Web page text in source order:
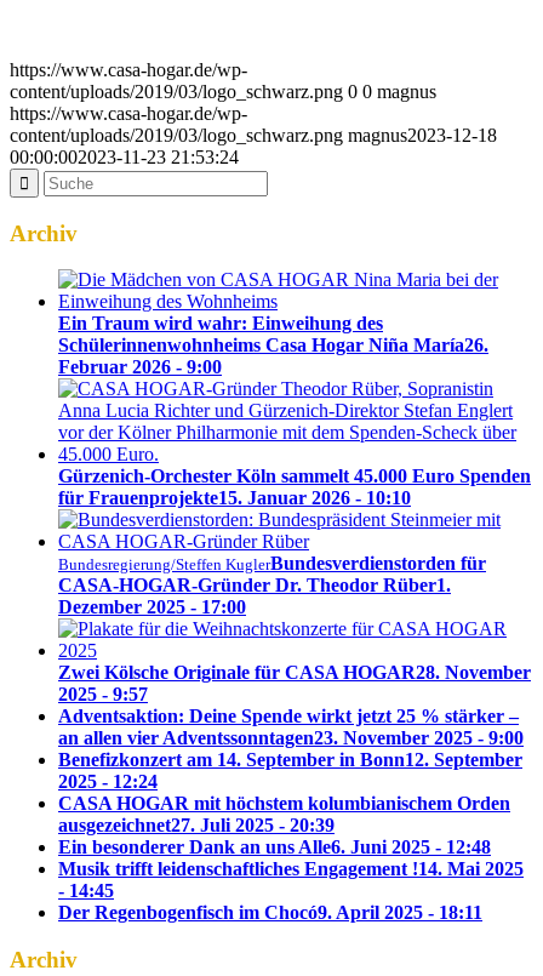
https://www.casa-hogar.de/wp-
content/uploads/2019/03/logo_schwarz.png 0 0 magnus
https://www.casa-hogar.de/wp-
content/uploads/2019/03/logo_schwarz.png magnus2023-12-18
00:00:002023-11-23 21:53:24
Archiv
Ein Traum wird wahr: Einweihung des
Schülerinnenwohnheims Casa Hogar Niña María26.
Februar 2026 - 9:00
Gürzenich-Orchester Köln sammelt 45.000 Euro Spenden
für Frauenprojekte15. Januar 2026 - 10:10
Bundesregierung/Steffen KuglerBundesverdienstorden für
CASA-HOGAR-Gründer Dr. Theodor Rüber1.
Dezember 2025 - 17:00
Zwei Kölsche Originale für CASA HOGAR28. November
2025 - 9:57
Adventsaktion: Deine Spende wirkt jetzt 25 % stärker –
an allen vier Adventssonntagen23. November 2025 - 9:00
Benefizkonzert am 14. September in Bonn12. September
2025 - 12:24
CASA HOGAR mit höchstem kolumbianischem Orden
ausgezeichnet27. Juli 2025 - 20:39
Ein besonderer Dank an uns Alle6. Juni 2025 - 12:48
Musik trifft leidenschaftliches Engagement !14. Mai 2025
- 14:45
Der Regenbogenfisch im Chocó9. April 2025 - 18:11
Archiv